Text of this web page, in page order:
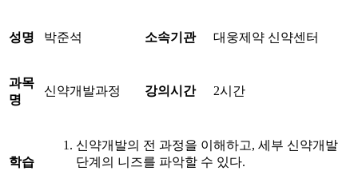
성명 박준석 소속기관 대웅제약 신약센터
과목
명
신약개발과정 강의시간 2시간
학습
신약개발의 전 과정을 이해하고, 세부 신약개발
단계의 니즈를 파악할 수 있다.